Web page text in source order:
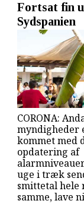
Fortsat fin
Sydspanien
CORONA:
myndigheder
kommet med
opdatering af
uge i træk
smittetal hele
samme, lave